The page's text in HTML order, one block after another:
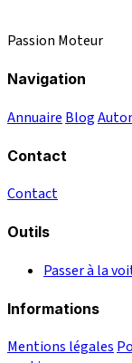
Passion Moteur
Navigation
Annuaire Blog
Contact
Contact
Outils
Passer à la
Informations
Mentions légales